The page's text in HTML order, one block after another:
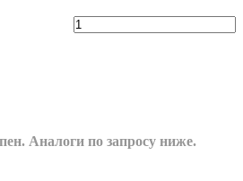
Аналоги по запросу ниже.